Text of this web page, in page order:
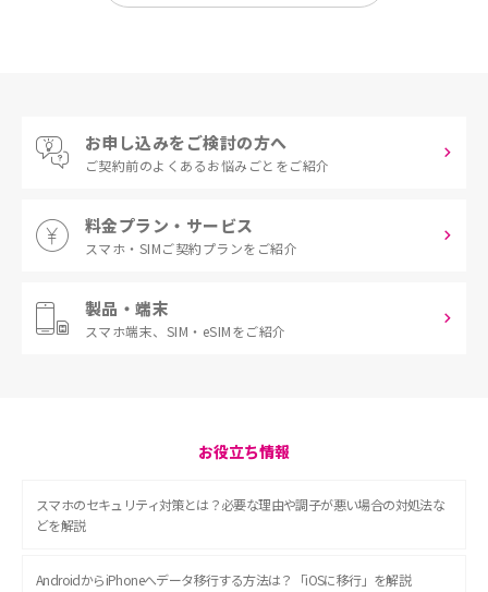
お申し込みをご検討の方へ
ご契約前のよくあるお悩みごとをご紹介
料金プラン・サービス
スマホ・SIMご契約プランをご紹介
製品・端末
スマホ端末、 SIM・eSIMをご紹介
お役立ち情報
スマホのセキュリティ対策とは？必要な理由や調子が悪い場合の対処法な
どを解説
AndroidからiPhoneへデータ移行する方法は？「iOSに移行」を解説